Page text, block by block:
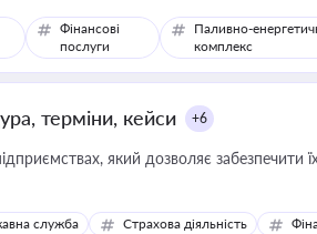
Фінансові
послуги
Паливно-
комплекс
терміни, кейси +6
який дозволяє забезпечити
служба Страхова діяльність